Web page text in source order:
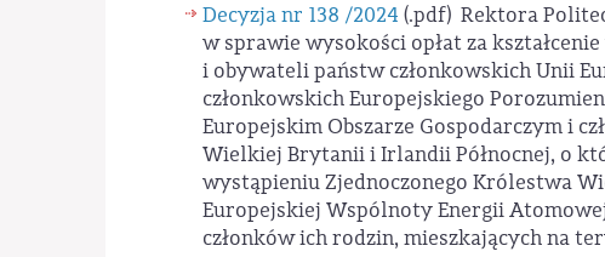
Decyzja nr 138 /2024 (.pdf) Rektora
w sprawie wysokości opłat za
i obywateli państw członkowskich Unii
członkowskich Europejskiego
Europejskim Obszarze Gospodarczym i
Wielkiej Brytanii i Irlandii Północnej, o
wystąpieniu Zjednoczonego Królestwa
Europejskiej Wspólnoty Energii Atomowej
członków ich rodzin, mieszkających na